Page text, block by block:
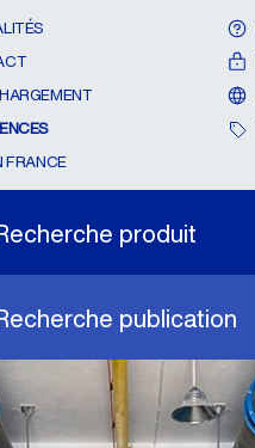
publication
produit
FRANCE